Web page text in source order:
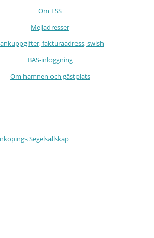
Om LSS
Mejladresser
fakturaadress, swish
BAS-inloggning
Om hamnen och gästplats
Segelsällskap